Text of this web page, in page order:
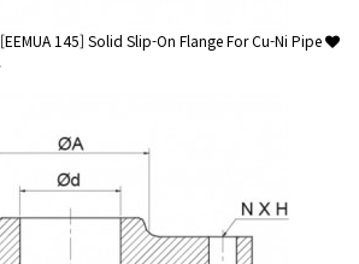
[EEMUA 145] Solid Slip-On Flange For Cu-Ni Pipe